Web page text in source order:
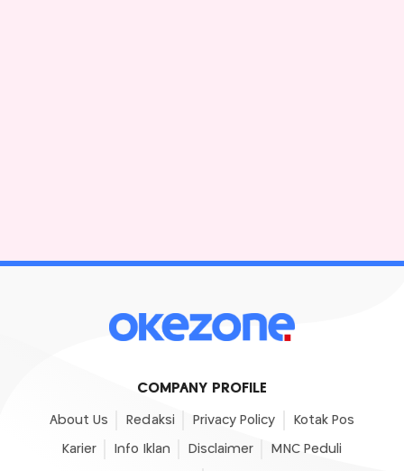
COMPANY PROFILE
About Us Redaksi Privacy Policy Kotak Pos
Karier Info Iklan Disclaimer MNC Peduli